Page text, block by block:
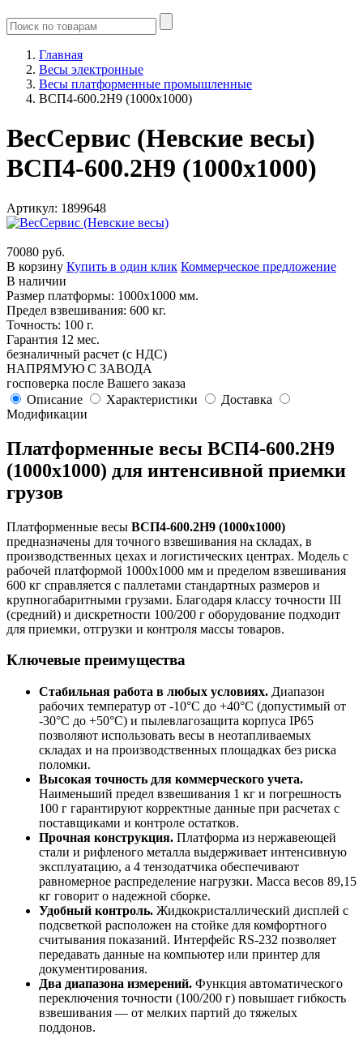
Главная
Весы электронные
Весы платформенные промышленные
ВСП4-600.2Н9 (1000х1000)
ВесСервис (Невские весы)
ВСП4-600.2Н9 (1000х1000)
Артикул: 1899648
70080 руб.
В корзину Купить в один клик Коммерческое предложение
В наличии
Размер платформы: 1000х1000 мм.
Предел взвешивания: 600 кг.
Точность: 100 г.
Гарантия 12 мес.
безналичный расчет (с НДС)
НАПРЯМУЮ С ЗАВОДА
госповерка после Вашего заказа
Описание
Характеристики
Доставка
Модификации
Платформенные весы ВСП4-600.2Н9
(1000х1000) для интенсивной приемки
грузов
Платформенные весы ВСП4-600.2Н9 (1000х1000)
предназначены для точного взвешивания на складах, в
производственных цехах и логистических центрах. Модель с
рабочей платформой 1000х1000 мм и пределом взвешивания
600 кг справляется с паллетами стандартных размеров и
крупногабаритными грузами. Благодаря классу точности III
(средний) и дискретности 100/200 г оборудование подходит
для приемки, отгрузки и контроля массы товаров.
Ключевые преимущества
Стабильная работа в любых условиях. Диапазон
рабочих температур от -10°C до +40°C (допустимый от
-30°C до +50°C) и пылевлагозащита корпуса IP65
позволяют использовать весы в неотапливаемых
складах и на производственных площадках без риска
поломки.
Высокая точность для коммерческого учета.
Наименьший предел взвешивания 1 кг и погрешность
100 г гарантируют корректные данные при расчетах с
поставщиками и контроле остатков.
Прочная конструкция. Платформа из нержавеющей
стали и рифленого металла выдерживает интенсивную
эксплуатацию, а 4 тензодатчика обеспечивают
равномерное распределение нагрузки. Масса весов 89,15
кг говорит о надежной сборке.
Удобный контроль. Жидкокристаллический дисплей с
подсветкой расположен на стойке для комфортного
считывания показаний. Интерфейс RS-232 позволяет
передавать данные на компьютер или принтер для
документирования.
Два диапазона измерений. Функция автоматического
переключения точности (100/200 г) повышает гибкость
взвешивания — от мелких партий до тяжелых
поддонов.